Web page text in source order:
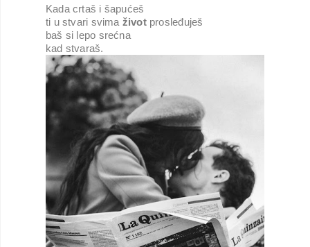
Kada crtaš i šapućeš
ti u stvari svima život prosleđuješ
baš si lepo srećna
kad stvaraš.